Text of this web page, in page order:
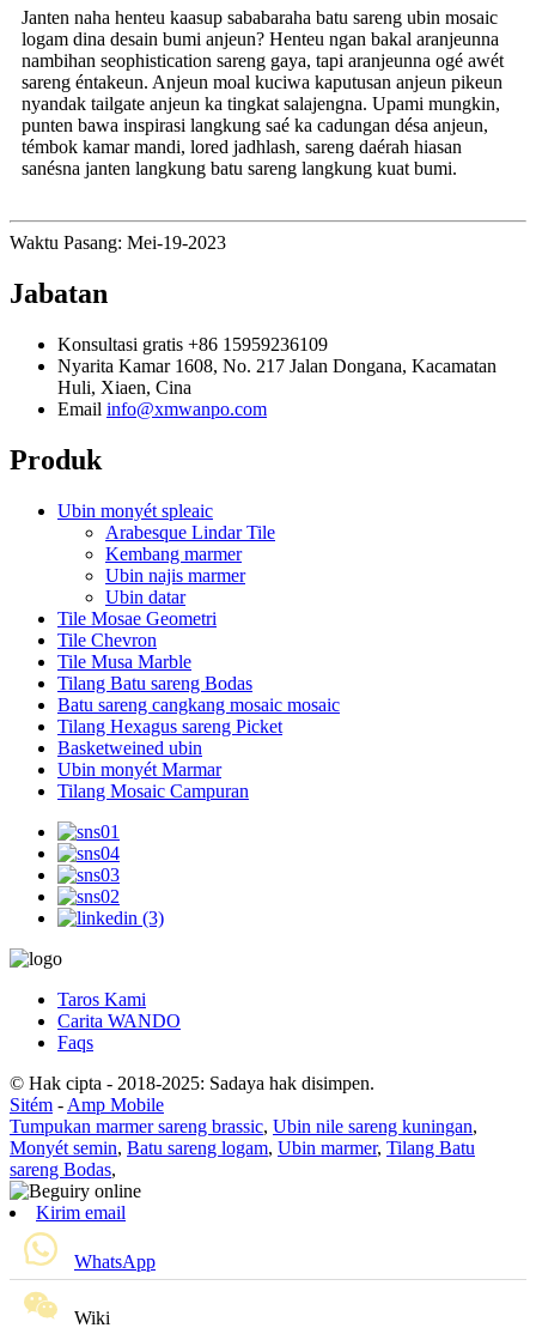
Janten naha henteu kaasup sababaraha batu sareng ubin mosaic
logam dina desain bumi anjeun? Henteu ngan bakal aranjeunna
nambihan seophistication sareng gaya, tapi aranjeunna ogé awét
sareng éntakeun. Anjeun moal kuciwa kaputusan anjeun pikeun
nyandak tailgate anjeun ka tingkat salajengna. Upami mungkin,
punten bawa inspirasi langkung saé ka cadungan désa anjeun,
témbok kamar mandi, lored jadhlash, sareng daérah hiasan
sanésna janten langkung batu sareng langkung kuat bumi.
Waktu Pasang: Mei-19-2023
Jabatan
Konsultasi gratis +86 15959236109
Nyarita Kamar 1608, No. 217 Jalan Dongana, Kacamatan
Huli, Xiaen, Cina
Email info@xmwanpo.com
Produk
Ubin monyét spleaic
Arabesque Lindar Tile
Kembang marmer
Ubin najis marmer
Ubin datar
Tile Mosae Geometri
Tile Chevron
Tile Musa Marble
Tilang Batu sareng Bodas
Batu sareng cangkang mosaic mosaic
Tilang Hexagus sareng Picket
Basketweined ubin
Ubin monyét Marmar
Tilang Mosaic Campuran
Taros Kami
Carita WANDO
Faqs
© Hak cipta - 2018-2025: Sadaya hak disimpen.
Sitém - Amp Mobile
Tumpukan marmer sareng brassic, Ubin nile sareng kuningan,
Monyét semin, Batu sareng logam, Ubin marmer, Tilang Batu
sareng Bodas,
Kirim email
WhatsApp
Wiki